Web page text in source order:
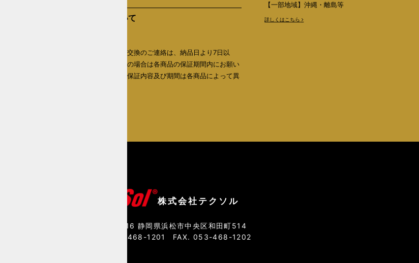
返品について
商品の返品・交換のご連絡は、納品日より7日以
内、初期不良の場合は各商品の保証期間内にお願い
いたします。保証内容及び期間は各商品によって異
【一部地域】沖縄・離島等
詳しくはこちら
株式会社テクソル
〒435-0016 静岡県浜松市中央区和田町514
TEL. 053-468-1201
FAX. 053-468-1202